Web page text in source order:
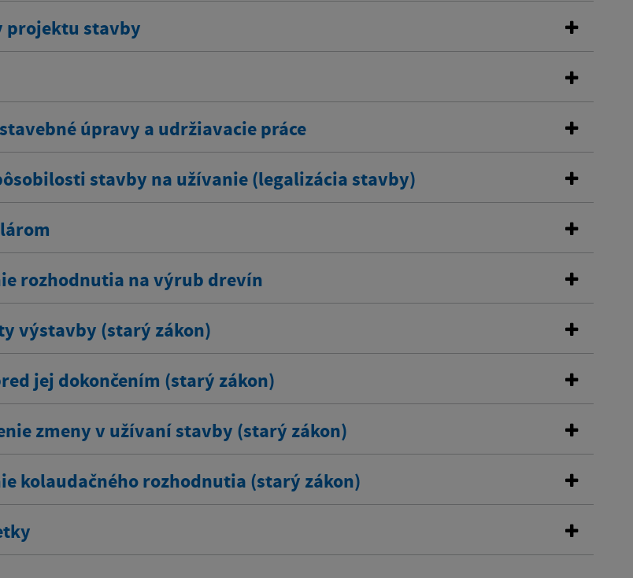
projektu stavby
úpravy a udržiavacie práce
stavby na užívanie (legalizácia stavby)
rozhodnutia na výrub drevín
výstavby (starý zákon)
jej dokončením (starý zákon)
zmeny v užívaní stavby (starý zákon)
kolaudačného rozhodnutia (starý zákon)